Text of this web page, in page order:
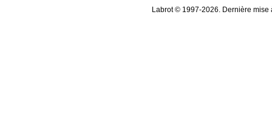
Labrot © 1997-2026. Dernière mise